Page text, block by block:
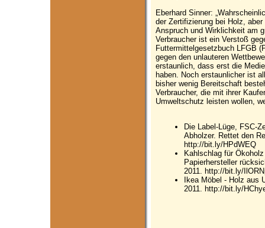
Eberhard Sinner:
der Zertifizierung bei Holz,
Anspruch und Wirklichkeit am
Verbraucher ist ein Verstoß
Futtermittelgesetzbuch LFGB
gegen den unlauteren
erstaunlich, dass erst die
haben. Noch erstaunlicher ist
bisher wenig Bereitschaft
Verbraucher, die mit ihrer
Umweltschutz leisten wollen,
Die Label-Lüge, FSC-
Abholzer. Rettet den
http://bit.ly/HPdWEQ
Kahlschlag für
Papierhersteller
2011. http://bit.ly/
Ikea Möbel - Holz aus
2011. http://bit.ly/